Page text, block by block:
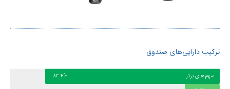
ترکیب دارایی‌های صندوق
سهم‌های برتر
83.4%